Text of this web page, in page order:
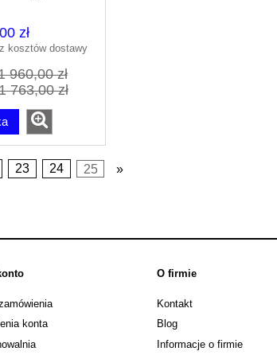
zł
kosztów dostawy
960,00 zł
763,00 zł
23 24 25 »
konta
O firmie
Kontakt
Blog
Informacje o firmie